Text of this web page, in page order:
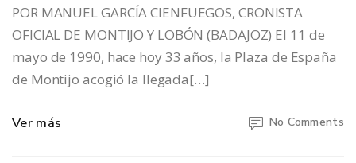
POR MANUEL GARCÍA CIENFUEGOS, CRONISTA
OFICIAL DE MONTIJO Y LOBÓN (BADAJOZ) El 11 de
mayo de 1990, hace hoy 33 años, la Plaza de España
de Montijo acogió la llegada[…]
Ver más No Comments